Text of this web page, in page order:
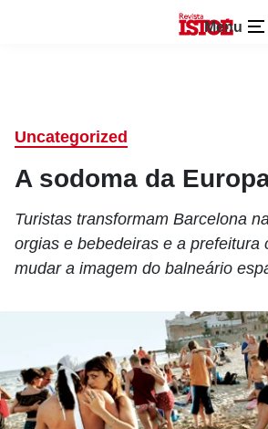
Menu
Uncategorized
A sodoma da
Turistas transformam Barcelona
orgias e bebedeiras e a prefeitura
mudar a imagem do balneário